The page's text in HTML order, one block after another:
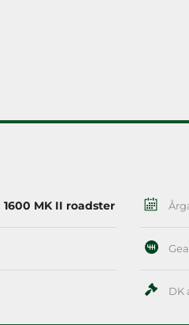
1600 MK II roadster
DK